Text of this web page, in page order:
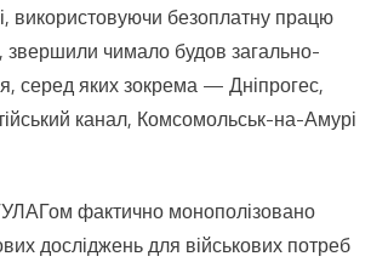
використовуючи безоплатну працю
звершили чимало будов загально-
серед яких зокрема — Дніпрогес,
канал, Комсомольськ-на-Амурі
фактично монополізовано
досліджень для військових потреб